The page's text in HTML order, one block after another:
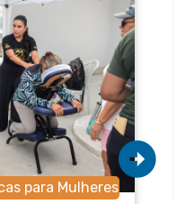
para Mulheres